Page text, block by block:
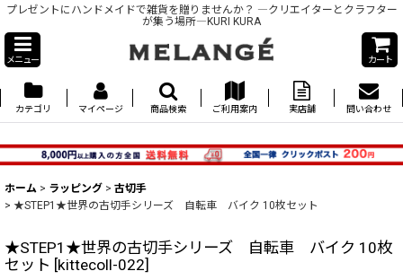
プレゼントにハンドメイドで雑貨を贈りませんか？ ―クリエイターとクラフター
が集う場所―KURI KURA
メニュー カート
カテゴリ マイページ 商品検索 ご利用案内 実店舗 問い合わせ
ホーム > ラッピング > 古切手
> ★STEP1★世界の古切手シリーズ 自転車 バイク 10枚セット
★STEP1★世界の古切手シリーズ 自転車 バイク 10枚
セット [kittecoll-022]